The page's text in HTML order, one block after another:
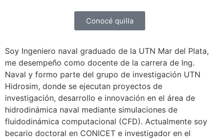
Conocé quilla
Soy Ingeniero naval graduado de la UTN Mar del Plata,
me desempeño como docente de la carrera de Ing.
Naval y formo parte del grupo de investigación UTN
Hidrosim, donde se ejecutan proyectos de
investigación, desarrollo e innovación en el área de
hidrodinámica naval mediante simulaciones de
fluidodinámica computacional (CFD). Actualmente soy
becario doctoral en CONICET e investigador en el